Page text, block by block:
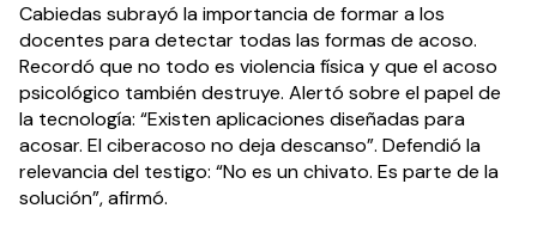
Cabiedas subrayó la importancia de formar a los
docentes para detectar todas las formas de acoso.
Recordó que no todo es violencia física y que el acoso
psicológico también destruye. Alertó sobre el papel de
la tecnología: “Existen aplicaciones diseñadas para
acosar. El ciberacoso no deja descanso”. Defendió la
relevancia del testigo: “No es un chivato. Es parte de la
solución”, afirmó.